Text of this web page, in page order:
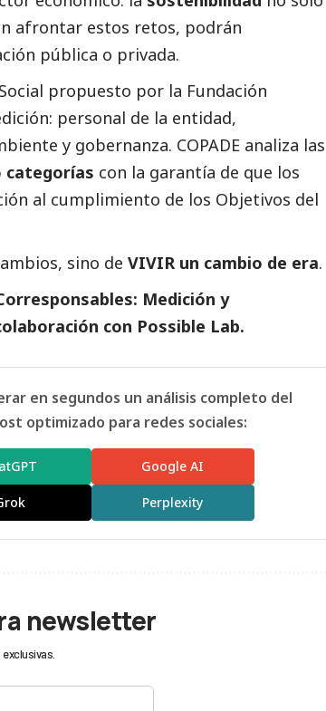
afrontar estos retos, podrán
pública o privada.
Social propuesto por la Fundación
personal de la entidad,
y gobernanza. COPADE analiza las
categorías con la garantía de que los
al cumplimiento de los Objetivos del
sino de VIVIR un cambio de era.
Medición y
con Possible Lab.
en segundos un análisis completo del
optimizado para redes sociales:
Google AI
Perplexity
newsletter